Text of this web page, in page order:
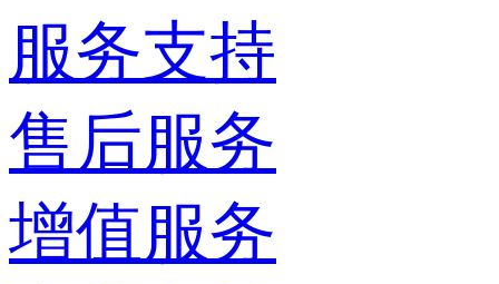
服务支持
售后服务
增值服务